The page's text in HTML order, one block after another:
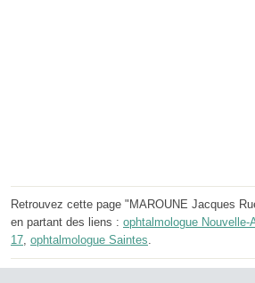
Retrouvez cette page "MAROUNE Jacques
en partant des liens : ophtalmologue Nouvelle-
17 ophtalmologue Saintes